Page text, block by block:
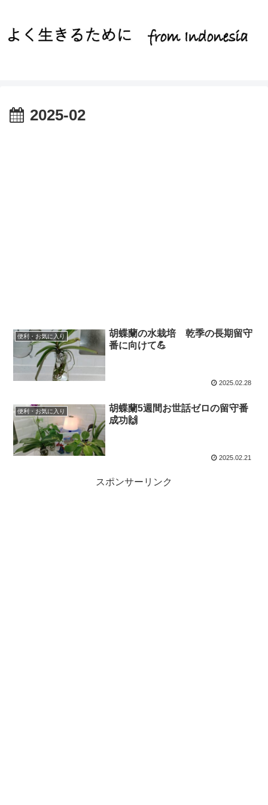
2025-02
便利・お気に入り
胡蝶蘭の水栽培 乾季の長期留守
番に向けて💪
2025.02.28
便利・お気に入り
胡蝶蘭5週間お世話ゼロの留守番
成功🙌
2025.02.21
スポンサーリンク